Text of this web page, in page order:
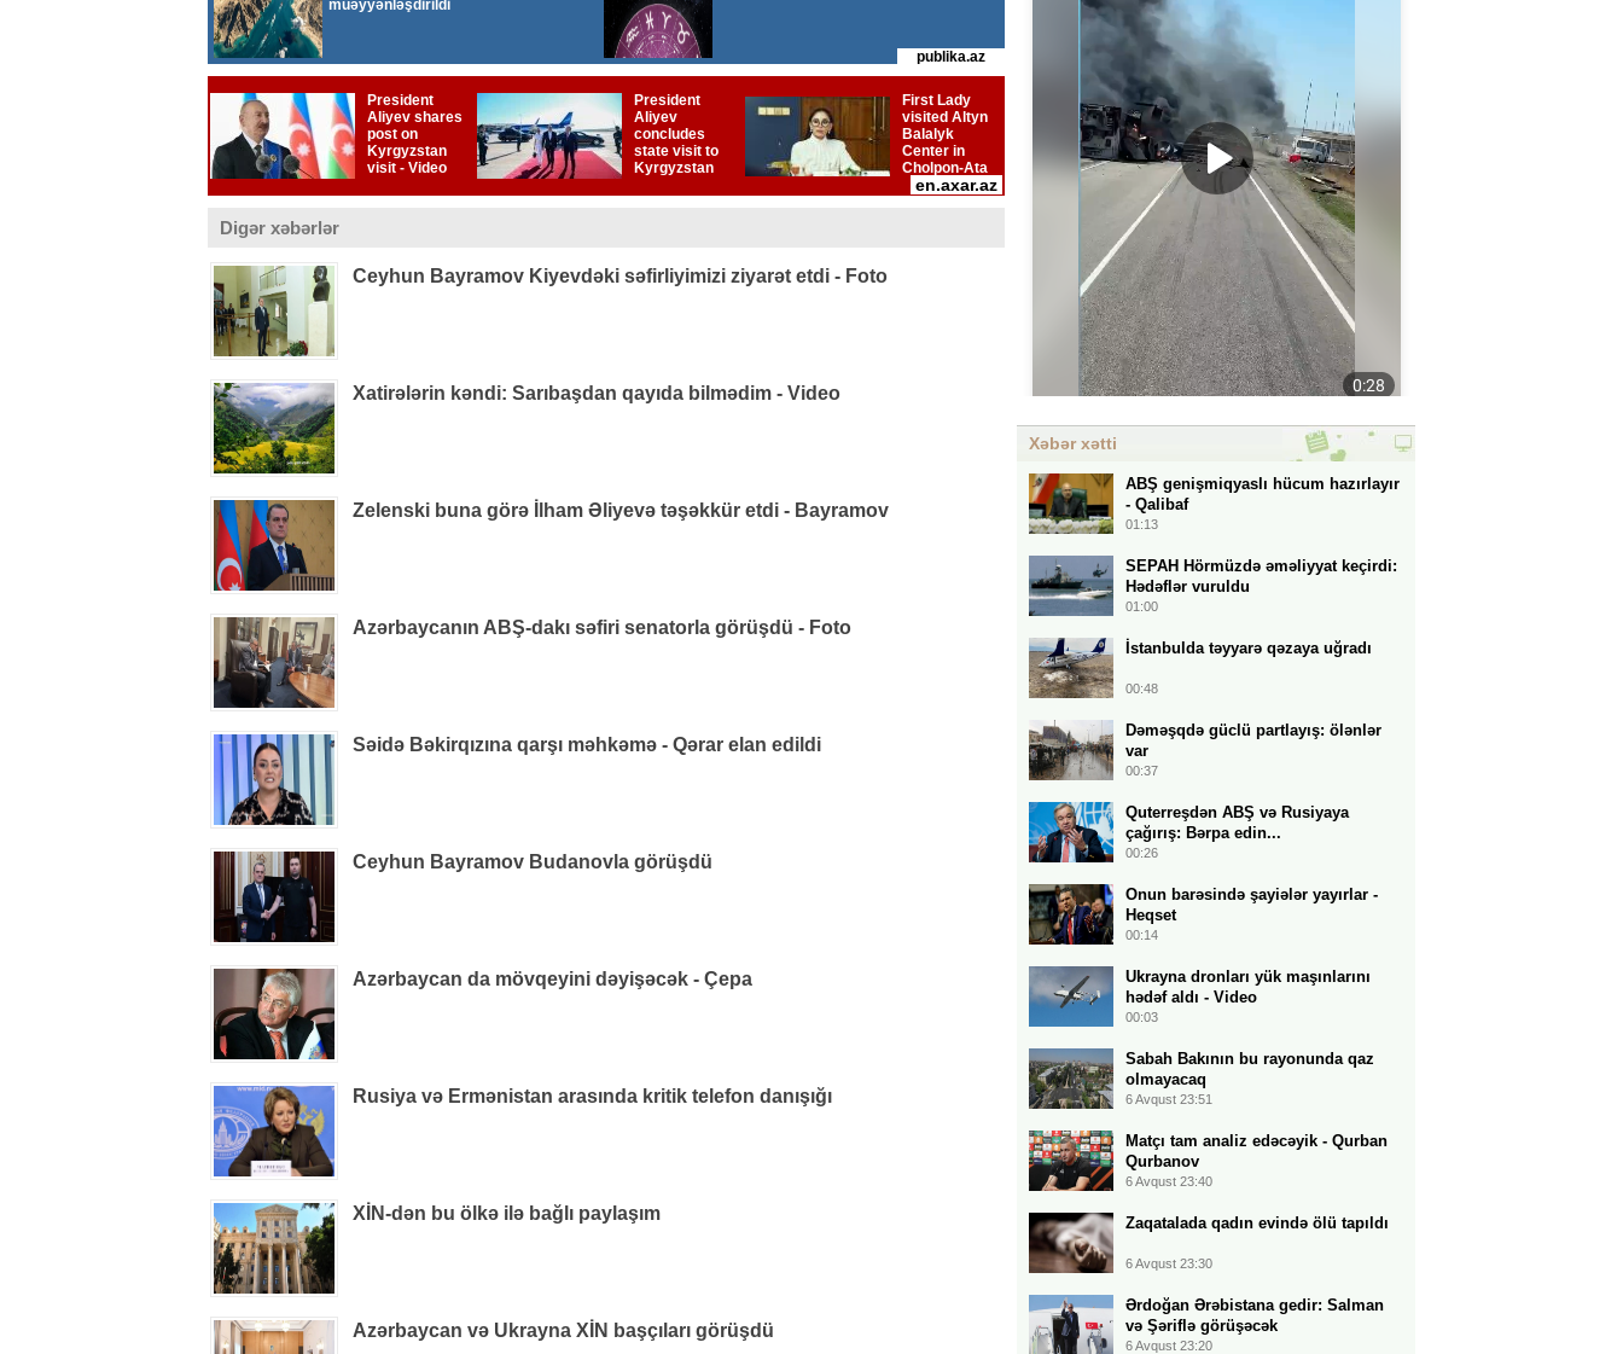
Digər xəbərlər
Ceyhun Bayramov Kiyevdəki səfirliyimizi ziyarət etdi - Foto
Xatirələrin kəndi: Sarıbaşdan qayıda bilmədim - Video
Zelenski buna görə İlham Əliyevə təşəkkür etdi - Bayramov
Azərbaycanın ABŞ-dakı səfiri senatorla görüşdü - Foto
Səidə Bəkirqızına qarşı məhkəmə - Qərar elan edildi
Ceyhun Bayramov Budanovla görüşdü
Azərbaycan da mövqeyini dəyişəcək - Çepa
Rusiya və Ermənistan arasında kritik telefon danışığı
XİN-dən bu ölkə ilə bağlı paylaşım
Azərbaycan və Ukrayna XİN başçıları görüşdü
Xəbər xətti
ABŞ genişmiqyaslı hücum hazırlayır
- Qalibaf
01:13
SEPAH Hörmüzdə əməliyyat keçirdi:
Hədəflər vuruldu
01:00
İstanbulda təyyarə qəzaya uğradı
00:48
Dəməşqdə güclü partlayış: ölənlər
var
00:37
Quterreşdən ABŞ və Rusiyaya
çağırış: Bərpa edin...
00:26
Onun barəsində şayiələr yayırlar -
Heqset
00:14
Ukrayna dronları yük maşınlarını
hədəf aldı - Video
00:03
Sabah Bakının bu rayonunda qaz
olmayacaq
6 Avqust 23:51
Matçı tam analiz edəcəyik - Qurban
Qurbanov
6 Avqust 23:40
Zaqatalada qadın evində ölü tapıldı
6 Avqust 23:30
Ərdoğan Ərəbistana gedir: Salman
və Şəriflə görüşəcək
6 Avqust 23:20